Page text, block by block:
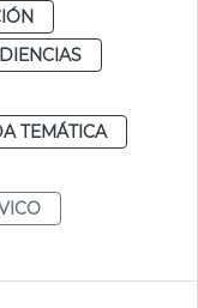
TEMÁTICA